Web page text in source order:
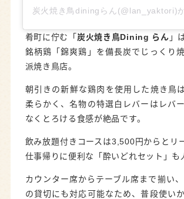
肴町に佇む「 炭火焼き鳥Dining らん 」
銘柄鶏「錦爽鶏」を備長炭でじっくり
派焼き鳥店。
朝引きの新鮮な鶏肉を使用した焼き鳥
柔らかく、名物の特選白レバーはレバ
なくとろける食感が絶品です。
飲み放題付きコースは3,500円からとリ
仕事帰りに便利な「酔いどれセット」も
カウンター席からテーブル席まで揃い
の貸切にも対応可能なため、普段使い